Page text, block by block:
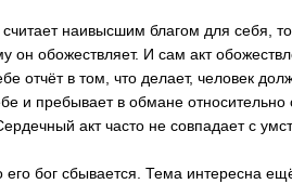
наивысшим благом для себя,
он обожествляет. И сам акт
отчёт в том, что делает, человек
и пребывает в обмане
акт часто не совпадает с
его бог сбывается. Тема интересна